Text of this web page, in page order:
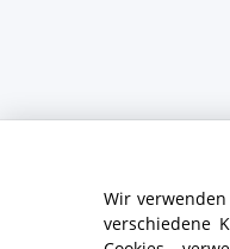
Wir
verschiedene